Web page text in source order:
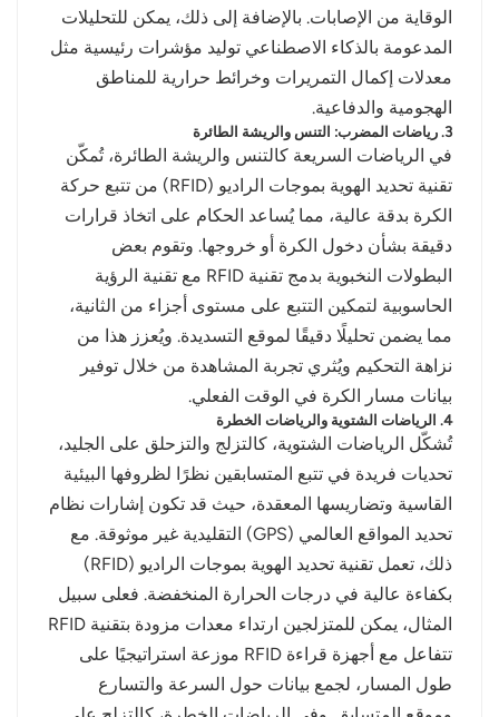
الوقاية من الإصابات. بالإضافة إلى ذلك، يمكن للتحليلات
المدعومة بالذكاء الاصطناعي توليد مؤشرات رئيسية مثل
معدلات إكمال التمريرات وخرائط حرارية للمناطق
الهجومية والدفاعية.
3. رياضات المضرب: التنس والريشة الطائرة
في الرياضات السريعة كالتنس والريشة الطائرة، تُمكّن
تقنية تحديد الهوية بموجات الراديو (RFID) من تتبع حركة
الكرة بدقة عالية، مما يُساعد الحكام على اتخاذ قرارات
دقيقة بشأن دخول الكرة أو خروجها. وتقوم بعض
البطولات النخبوية بدمج تقنية RFID مع تقنية الرؤية
الحاسوبية لتمكين التتبع على مستوى أجزاء من الثانية،
مما يضمن تحليلًا دقيقًا لموقع التسديدة. ويُعزز هذا من
نزاهة التحكيم ويُثري تجربة المشاهدة من خلال توفير
بيانات مسار الكرة في الوقت الفعلي.
4. الرياضات الشتوية والرياضات الخطرة
تُشكّل الرياضات الشتوية، كالتزلج والتزحلق على الجليد،
تحديات فريدة في تتبع المتسابقين نظرًا لظروفها البيئية
القاسية وتضاريسها المعقدة، حيث قد تكون إشارات نظام
تحديد المواقع العالمي (GPS) التقليدية غير موثوقة. مع
ذلك، تعمل تقنية تحديد الهوية بموجات الراديو (RFID)
بكفاءة عالية في درجات الحرارة المنخفضة. فعلى سبيل
المثال، يمكن للمتزلجين ارتداء معدات مزودة بتقنية RFID
تتفاعل مع أجهزة قراءة RFID موزعة استراتيجيًا على
طول المسار، لجمع بيانات حول السرعة والتسارع